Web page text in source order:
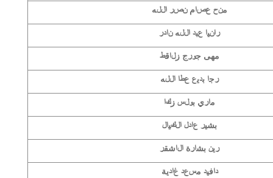
منح عصام نصر الله
رانيا عبد الله نادر
مهى جورج زلاقط
رجا بديع عطا الله
ماري بولس زكا
بشير عادل الكيال
رين بشارة الاشقر
دافيد مسعد غادية